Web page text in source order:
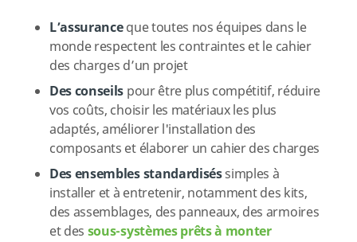
L’assuranceque toutes nos équipes dans le
monde respectent les contraintes et le cahier
des charges d’un projet
Des conseils pour être plus compétitif, réduire
vos coûts, choisir les matériaux les plus
adaptés, améliorer l'installation des
composants et élaborer un cahier des charges
Des ensembles standardiséssimples à
installer et à entretenir, notamment des kits,
des assemblages, des panneaux, des armoires
et des sous-systèmes prêts à monter